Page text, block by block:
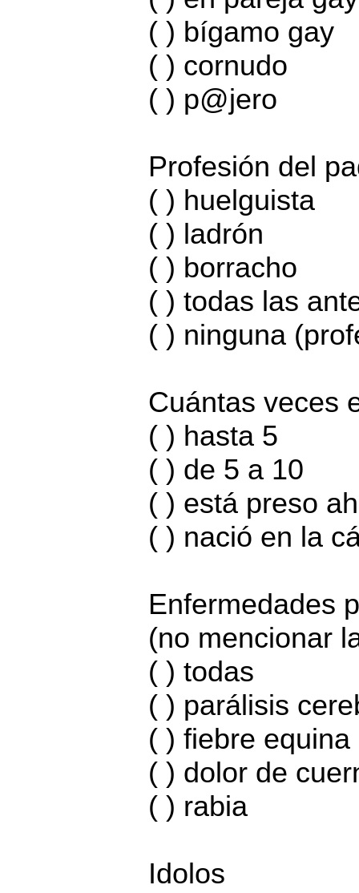
( ) bígamo gay
( ) cornudo
( ) p@jero
Profesión del
( ) huelguista
( ) ladrón
( ) borracho
( ) todas las
( ) ninguna
Cuántas veces
( ) hasta 5
( ) de 5 a 10
( ) está preso
( ) nació en la
Enfermedades
(no mencionar
( ) todas
( ) parálisis
( ) fiebre equina
( ) dolor de
( ) rabia
Idolos